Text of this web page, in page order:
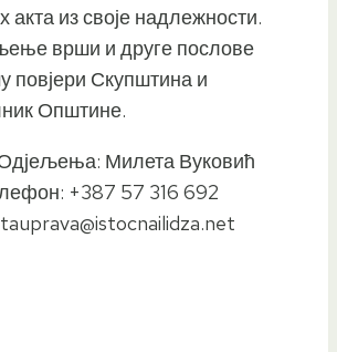
акта из своје надлежности.
врши и друге послове
повјери Скупштина и
Општине.
Милета Вуковић
+387 57 316 692